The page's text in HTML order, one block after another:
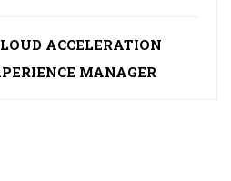
ACCELERATION
MANAGER